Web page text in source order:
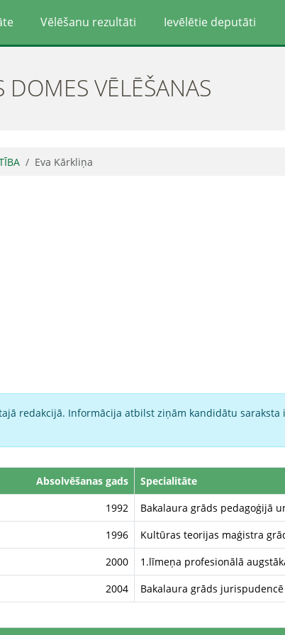
Vēlēšanu rezultāti Ievēlētie deputāti
VĒLĒŠANAS
Eva Kārkliņa
redakcijā. Informācija atbilst ziņām kandidātu saraksta
Absolvēšanas gads
Specialitāte
1992
Bakalaura grāds pedagoģijā
1996
Kultūras teorijas maģistra
2000
1.līmeņa profesionālā
2004 Bakalaura grāds jurispudencē